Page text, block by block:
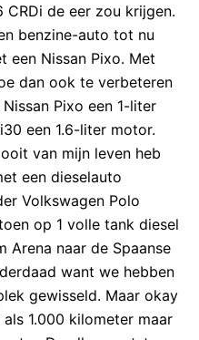
CRDi de eer zou krijgen.
benzine-auto tot nu
een Nissan Pixo. Met
dan ook te verbeteren
Pixo een 1-liter
een 1.6-liter motor.
van mijn leven heb
een dieselauto
Volkswagen Polo
op 1 volle tank diesel
Arena naar de Spaanse
want we hebben
gewisseld. Maar okay
1.000 kilometer maar